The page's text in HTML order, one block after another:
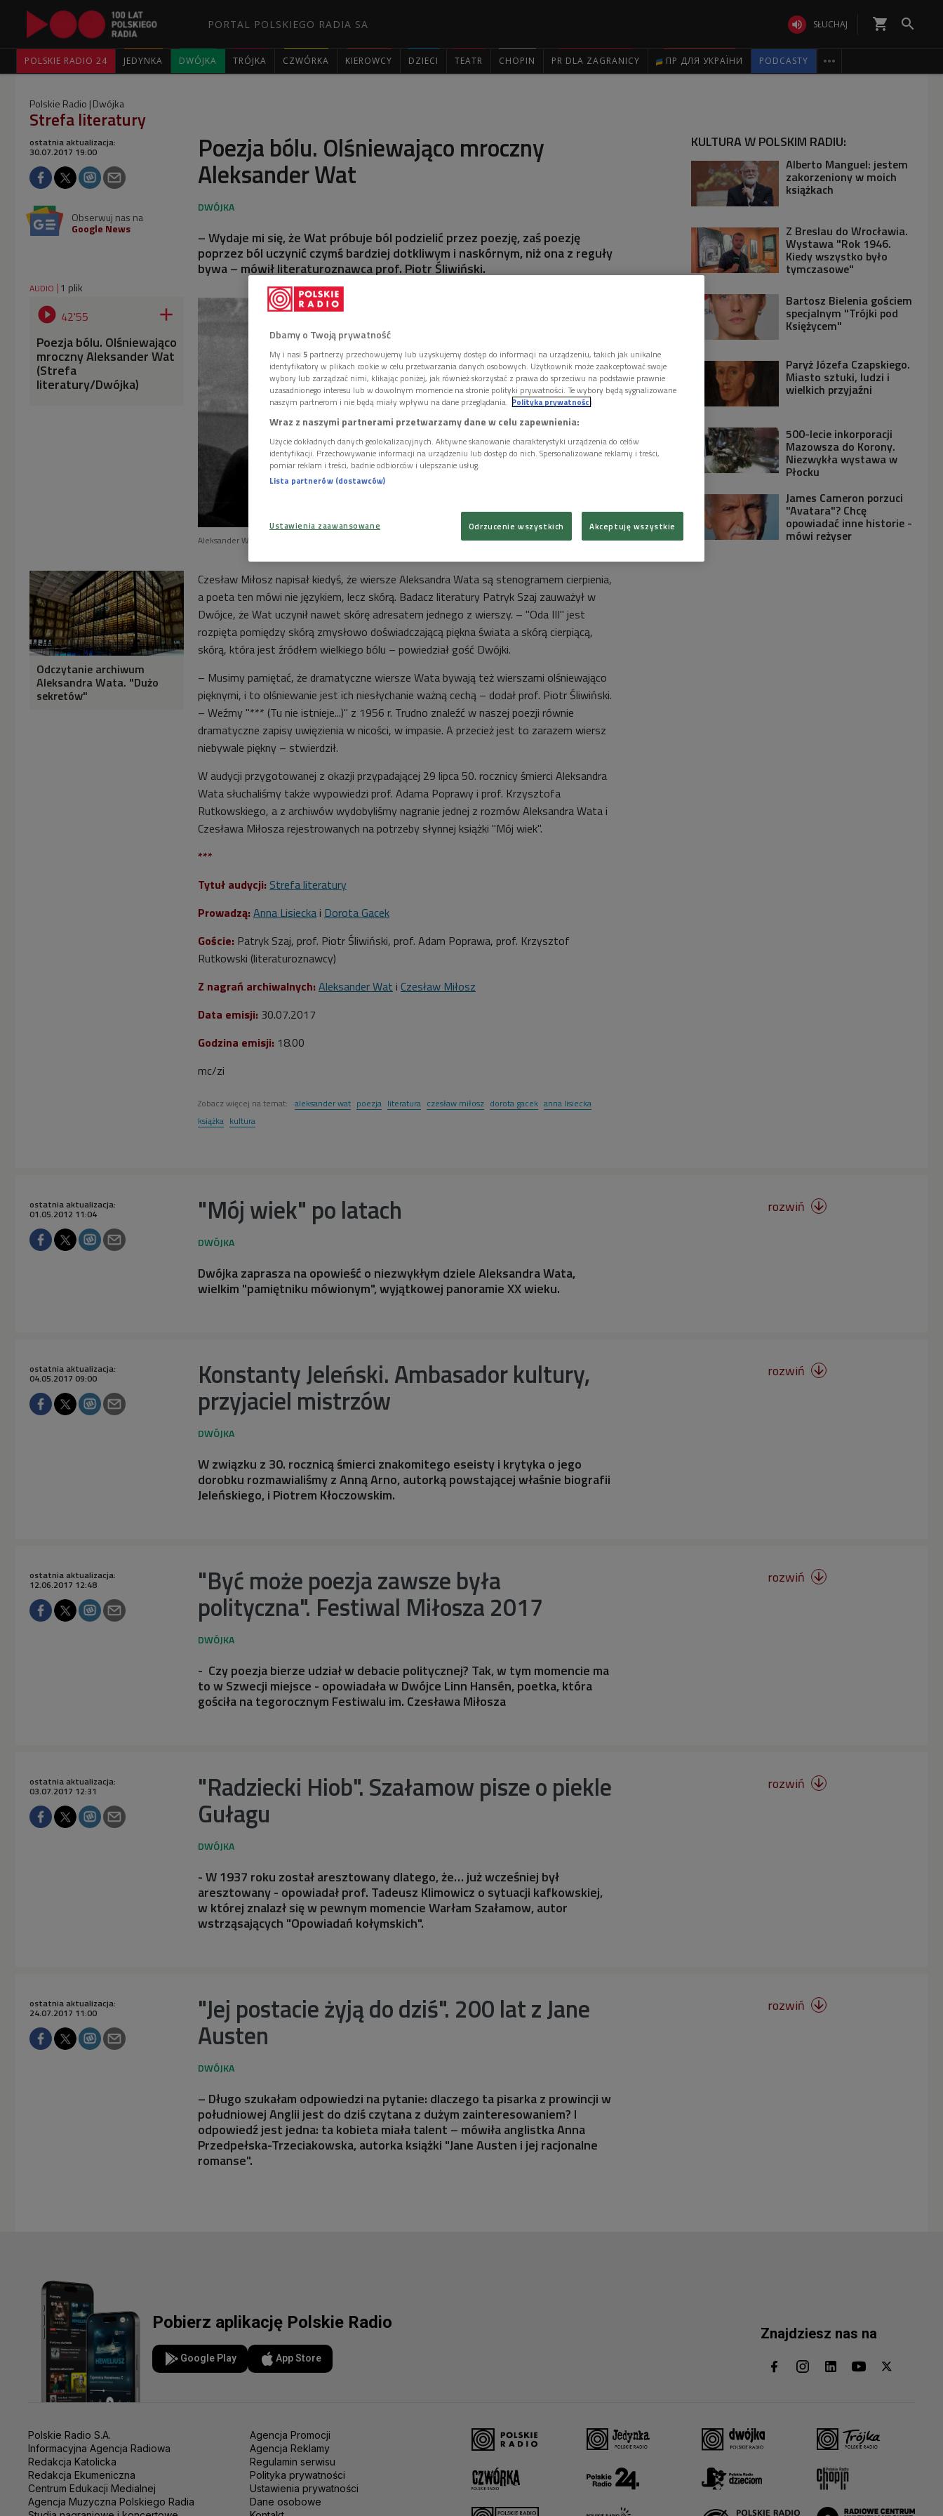
PORTAL POLSKIEGO RADIA SA  SŁUCHAJ shopping_cart 
POLSKIE RADIO 24 JEDYNKA DWÓJKA TRÓJKA CZWÓRKA KIEROWCY DZIECI TEATR CHOPIN PR DLA ZAGRANICY ПР ДЛЯ УКРАЇНИ PODCASTY 
Polskie Radio Dwójka
Strefa literatury
Poezja bólu. Olśniewająco mroczny
Aleksander Wat
ostatnia aktualizacja:
30.07.2017 19:00
Obserwuj nas na
Google News
– Wydaje mi się, że Wat próbuje ból podzielić przez poezję, zaś poezję
poprzez ból uczynić czymś bardziej dotkliwym i naskórnym, niż ona z reguły
bywa – mówił literaturoznawca prof. Piotr Śliwiński.
AUDIO 1 plik
 42'55 
Poezja bólu. Olśniewająco
mroczny Aleksander Wat
(Strefa
literatury/Dwójka)
Aleksander Wat
Odczytanie archiwum
Aleksandra Wata. "Dużo
sekretów"
Czesław Miłosz napisał kiedyś, że wiersze Aleksandra Wata są stenogramem cierpienia,
a poeta ten mówi nie językiem, lecz skórą. Badacz literatury Patryk Szaj zauważył w
Dwójce, że Wat uczynił nawet skórę adresatem jednego z wierszy. – "Oda III" jest
rozpięta pomiędzy skórą zmysłowo doświadczającą piękna świata a skórą cierpiącą,
skórą, która jest źródłem wielkiego bólu – powiedział gość Dwójki.
– Musimy pamiętać, że dramatyczne wiersze Wata bywają też wierszami olśniewająco
pięknymi, i to olśniewanie jest ich niesłychanie ważną cechą – dodał prof. Piotr Śliwiński.
– Weźmy "*** (Tu nie istnieje...)" z 1956 r. Trudno znaleźć w naszej poezji równie
dramatyczne zapisy uwięzienia w nicości, w impasie. A przecież jest to zarazem wiersz
niebywale piękny – stwierdził.
W audycji przygotowanej z okazji przypadającej 29 lipca 50. rocznicy śmierci Aleksandra
Wata słuchaliśmy także wypowiedzi prof. Adama Poprawy i prof. Krzysztofa
Rutkowskiego, a z archiwów wydobyliśmy nagranie jednej z rozmów Aleksandra Wata i
Czesława Miłosza rejestrowanych na potrzeby słynnej książki "Mój wiek".
***
Tytuł audycji: Strefa literatury
Prowadzą: Anna Lisiecka i Dorota Gacek
Goście: Patryk Szaj, prof. Piotr Śliwiński, prof. Adam Poprawa, prof. Krzysztof
Rutkowski (literaturoznawcy)
Z nagrań archiwalnych: Aleksander Wat i Czesław Miłosz
Data emisji: 30.07.2017
Godzina emisji: 18.00
mc/zi
Zobacz więcej na temat: aleksander wat poezja literatura czesław miłosz dorota gacek anna lisiecka
książka kultura
KULTURA W POLSKIM RADIU:
Alberto Manguel: jestem
zakorzeniony w moich
książkach
Z Breslau do Wrocławia.
Wystawa "Rok 1946.
Kiedy wszystko było
tymczasowe"
Bartosz Bielenia gościem
specjalnym "Trójki pod
Księżycem"
Paryż Józefa Czapskiego.
Miasto sztuki, ludzi i
wielkich przyjaźni
500-lecie inkorporacji
Mazowsza do Korony.
Niezwykła wystawa w
Płocku
James Cameron porzuci
"Avatara"? Chcę
opowiadać inne historie -
mówi reżyser
"Mój wiek" po latach
ostatnia aktualizacja:
01.05.2012 11:04
Dwójka zaprasza na opowieść o niezwykłym dziele Aleksandra Wata,
wielkim "pamiętniku mówionym", wyjątkowej panoramie XX wieku.
rozwiń 
Konstanty Jeleński. Ambasador kultury,
przyjaciel mistrzów
ostatnia aktualizacja:
04.05.2017 09:00
W związku z 30. rocznicą śmierci znakomitego eseisty i krytyka o jego
dorobku rozmawialiśmy z Anną Arno, autorką powstającej właśnie biografii
Jeleńskiego, i Piotrem Kłoczowskim.
rozwiń 
"Być może poezja zawsze była
polityczna". Festiwal Miłosza 2017
ostatnia aktualizacja:
12.06.2017 12:48
- Czy poezja bierze udział w debacie politycznej? Tak, w tym momencie ma
to w Szwecji miejsce - opowiadała w Dwójce Linn Hansén, poetka, która
gościła na tegorocznym Festiwalu im. Czesława Miłosza
rozwiń 
"Radziecki Hiob". Szałamow pisze o piekle
Gułagu
ostatnia aktualizacja:
03.07.2017 12:31
- W 1937 roku został aresztowany dlatego, że… już wcześniej był
aresztowany - opowiadał prof. Tadeusz Klimowicz o sytuacji kafkowskiej,
w której znalazł się w pewnym momencie Warłam Szałamow, autor
wstrząsających "Opowiadań kołymskich".
rozwiń 
"Jej postacie żyją do dziś". 200 lat z Jane
Austen
ostatnia aktualizacja:
24.07.2017 11:00
– Długo szukałam odpowiedzi na pytanie: dlaczego ta pisarka z prowincji w
południowej Anglii jest do dziś czytana z dużym zainteresowaniem? I
odpowiedź jest jedna: ta kobieta miała talent – mówiła anglistka Anna
Przedpełska-Trzeciakowska, autorka książki "Jane Austen i jej racjonalne
romanse".
rozwiń 
Pobierz aplikację Polskie Radio
Google Play App Store
Znajdziesz nas na
Polskie Radio S.A.
Informacyjna Agencja Radiowa
Redakcja Katolicka
Redakcja Ekumeniczna
Centrum Edukacji Medialnej
Agencja Muzyczna Polskiego Radia
Agencja Promocji
Agencja Reklamy
Regulamin serwisu
Polityka prywatności
Ustawienia prywatności
Dane osobowe
Dbamy o Twoją prywatność
My i nasi 5 partnerzy przechowujemy lub uzyskujemy dostęp do informacji na urządzeniu, takich jak unikalne
identyfikatory w plikach cookie w celu przetwarzania danych osobowych. Użytkownik może zaakceptować swoje
wybory lub zarządzać nimi, klikając poniżej, jak również skorzystać z prawa do sprzeciwu na podstawie prawnie
uzasadnionego interesu lub w dowolnym momencie na stronie polityki prywatności. Te wybory będą sygnalizowane
naszym partnerom i nie będą miały wpływu na dane przeglądania. Polityka prywatności
Wraz z naszymi partnerami przetwarzamy dane w celu zapewnienia:
Użycie dokładnych danych geolokalizacyjnych. Aktywne skanowanie charakterystyki urządzenia do celów
identyfikacji. Przechowywanie informacji na urządzeniu lub dostęp do nich. Spersonalizowane reklamy i treści,
pomiar reklam i treści, badnie odbiorców i ulepszanie usług.
Lista partnerów (dostawców)
Ustawienia zaawansowane Odrzucenie wszystkich Akceptuję wszystkie